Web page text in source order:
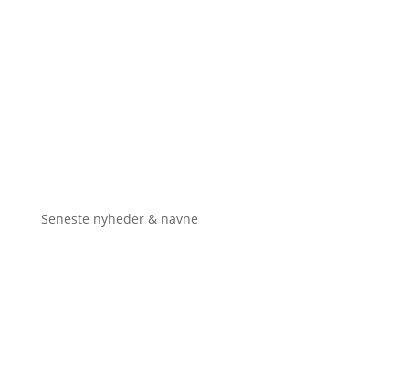
Seneste nyheder & navne